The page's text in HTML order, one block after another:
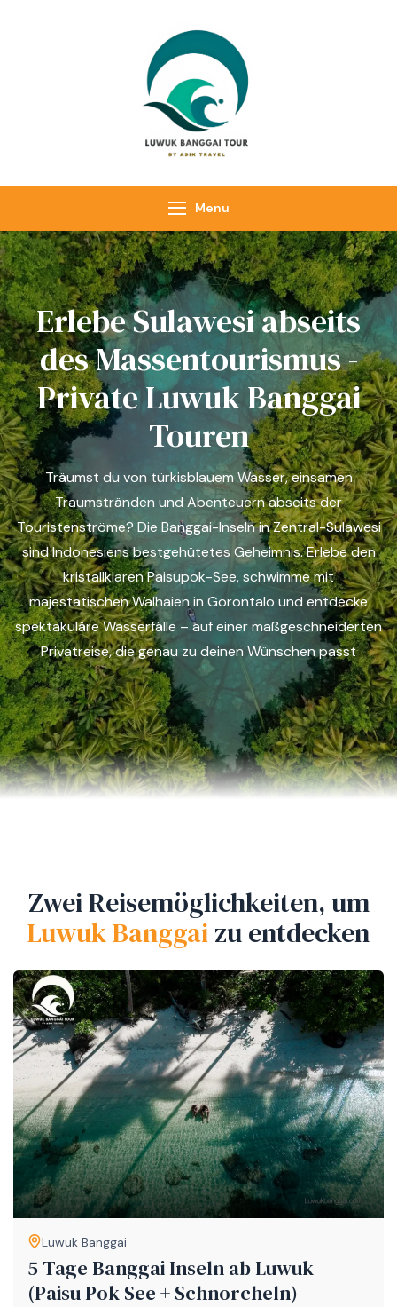
Menu
Erlebe Sulawesi abseits
des Massentourismus -
Private Luwuk Banggai
Touren
Träumst du von türkisblauem Wasser, einsamen
Traumstränden und Abenteuern abseits der
Touristenströme? Die Banggai-Inseln in Zentral-Sulawesi
sind Indonesiens bestgehütetes Geheimnis. Erlebe den
kristallklaren Paisupok-See, schwimme mit
majestätischen Walhaien in Gorontalo und entdecke
spektakuläre Wasserfälle – auf einer maßgeschneiderten
Privatreise, die genau zu deinen Wünschen passt
Zwei Reisemöglichkeiten, um
Luwuk Banggaizu entdecken
Luwuk Banggai
5 Tage Banggai Inseln ab Luwuk
(Paisu Pok See + Schnorcheln)